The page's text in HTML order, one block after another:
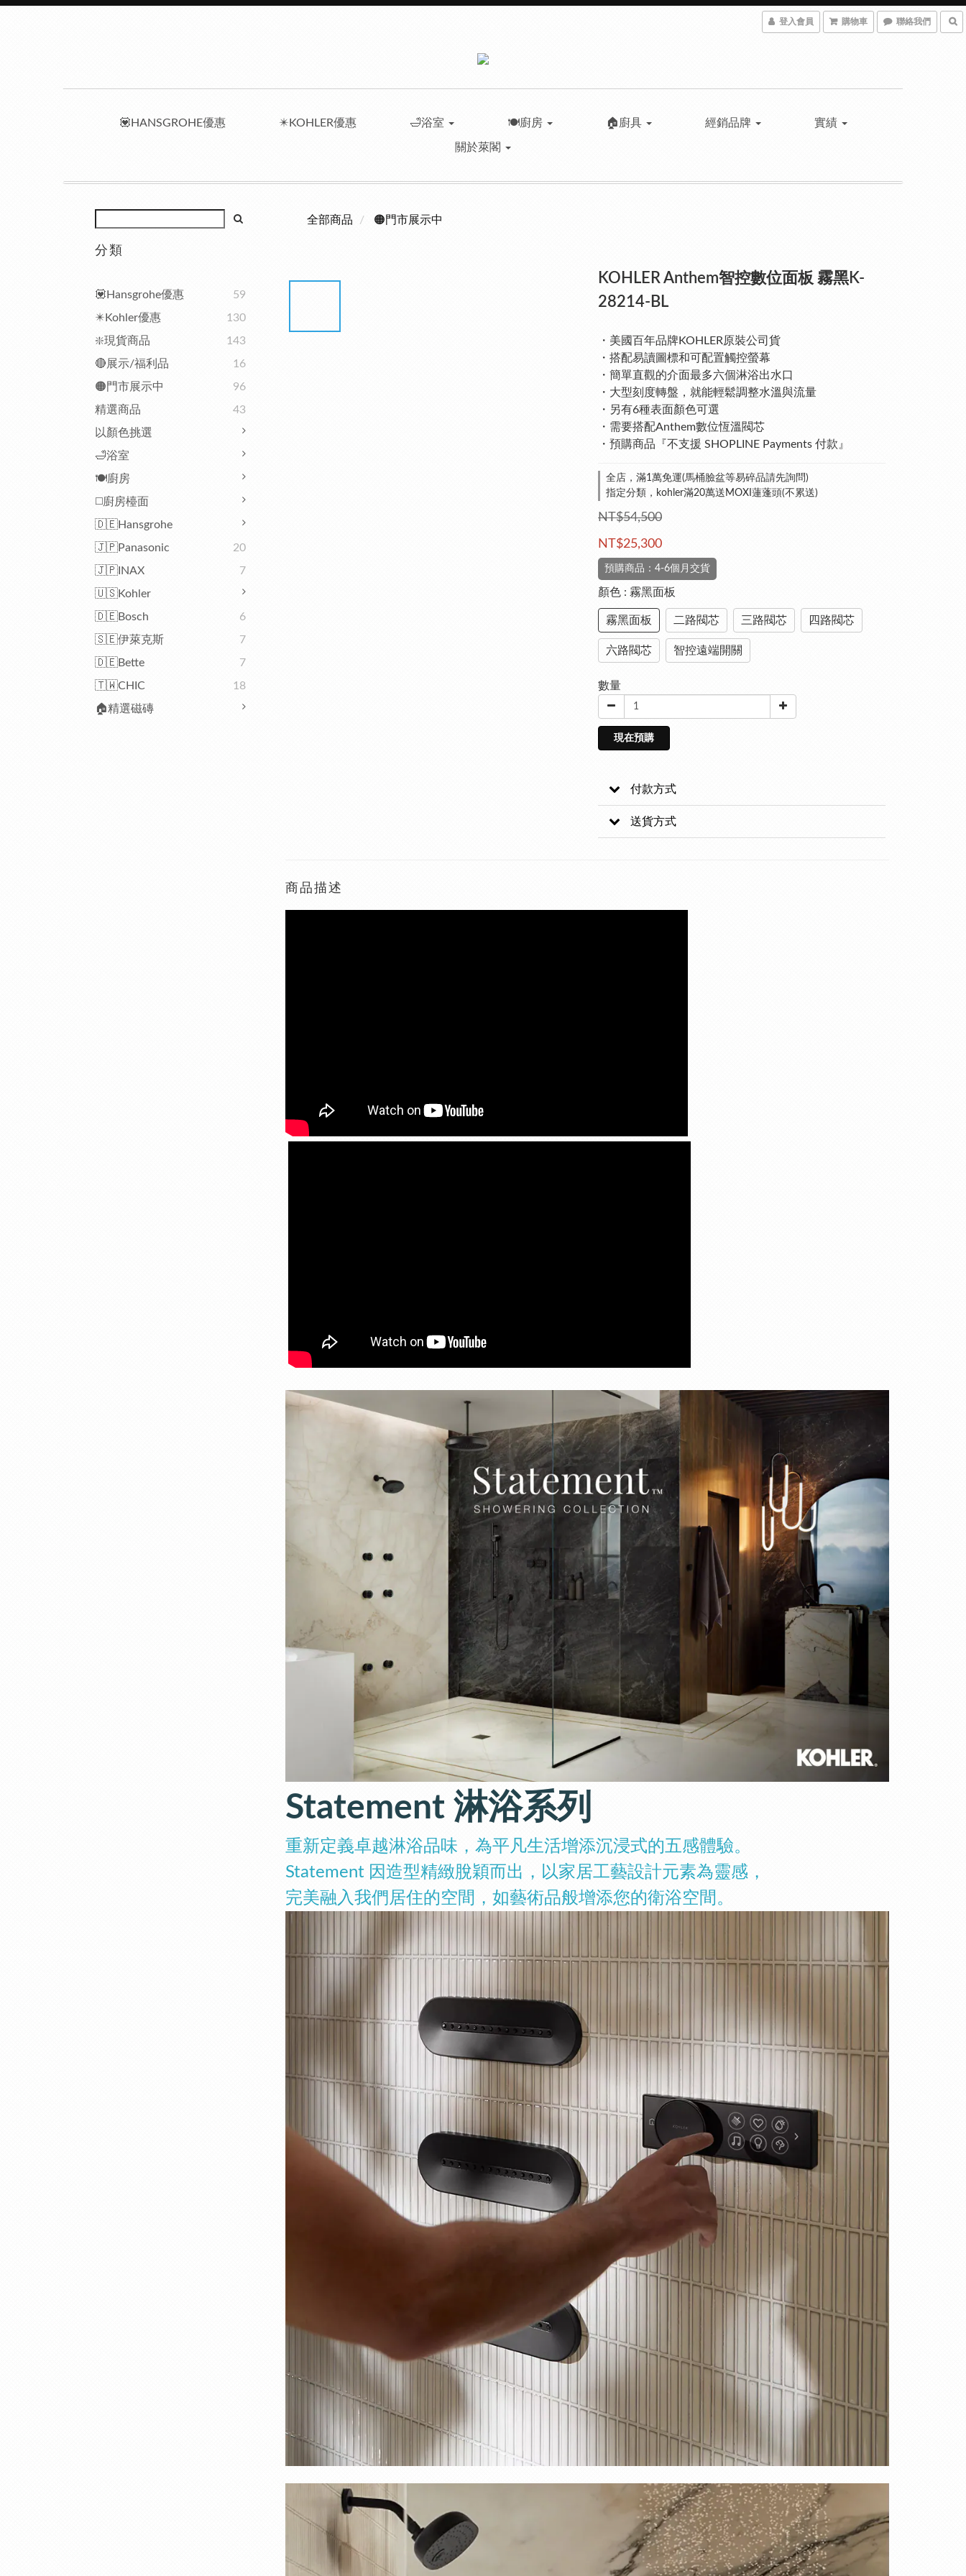
登入會員 購物車 聯絡我們
💟HANSGROHE優惠 ✴️KOHLER優惠 🛁浴室 🍽️廚房 🏠廚具 經銷品牌 實績
關於萊閣
分類
💟Hansgrohe優惠
59
✴️Kohler優惠
130
❇️現貨商品
143
🔴展示/福利品
16
🟠門市展示中
96
精選商品
43
以顏色挑選
🛁浴室
🍽️廚房
◻️廚房檯面
🇩🇪Hansgrohe
🇯🇵Panasonic
20
🇯🇵INAX
7
🇺🇸Kohler
🇩🇪Bosch
6
🇸🇪伊萊克斯
7
🇩🇪Bette
7
🇹🇼CHIC
18
🏠精選磁磚
全部商品 🟠門市展示中
KOHLER Anthem智控數位面板 霧黑K-
28214-BL
・美國百年品牌KOHLER原裝公司貨
・搭配易讀圖標和可配置觸控螢幕
・簡單直觀的介面最多六個淋浴出水口
・大型刻度轉盤，就能輕鬆調整水溫與流量
・另有6種表面顏色可選
・需要搭配Anthem數位恆溫閥芯
・預購商品『不支援 SHOPLINE Payments 付款』
全店，滿1萬免運(馬桶臉盆等易碎品請先詢問)
指定分類，kohler滿20萬送MOXI蓮蓬頭(不累送)
NT$54,500
NT$25,300
預購商品：4-6個月交貨
顏色 : 霧黑面板
霧黑面板 二路閥芯 三路閥芯 四路閥芯
六路閥芯 智控遠端開關
數量
現在預購
付款方式
送貨方式
商品描述
Statement 淋浴系列
重新定義卓越淋浴品味，為平凡生活增添沉浸式的五感體驗。
Statement 因造型精緻脫穎而出， 以家居工藝設計元素為靈感，
完美融入我們居住的空間，如藝術品般增添您的衛浴空間。